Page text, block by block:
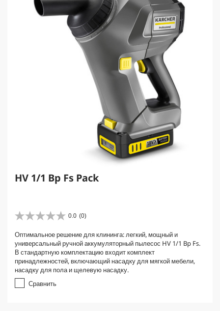
HV 1/1 Bp Fs Pack
0.0 (0)
0
0
и
з
5
з
е
Оптимальное решение для клининга: легкий, мощный и
универсальный ручной аккумуляторный пылесос HV 1/1 Bp Fs.
В стандартную комплектацию входит комплект
принадлежностей, включающий насадку для мягкой мебели,
насадку для пола и щелевую насадку.
Сравнить